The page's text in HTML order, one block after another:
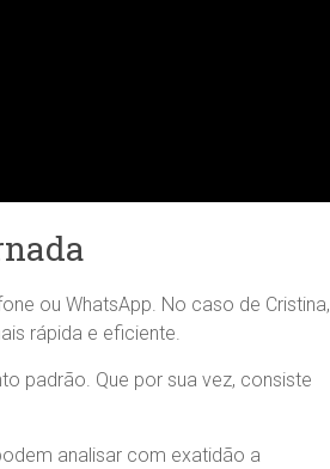
ou WhatsApp. No caso de Cristina,
rápida e eficiente.
padrão. Que por sua vez, consiste
analisar com exatidão a